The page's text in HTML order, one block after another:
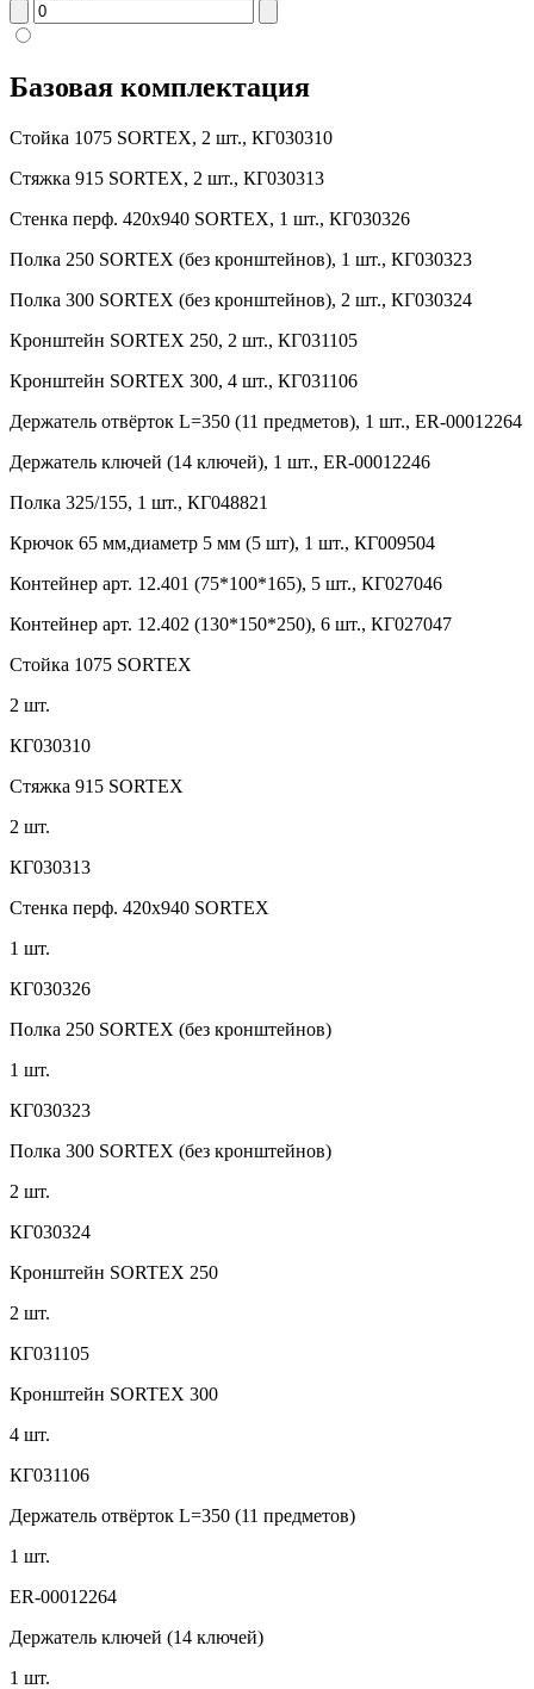
Базовая комплектация
Стойка 1075 SORTEX, 2 шт., КГ030310
Стяжка 915 SORTEX, 2 шт., КГ030313
Стенка перф. 420х940 SORTEX, 1 шт., КГ030326
Полка 250 SORTEX (без кронштейнов), 1 шт., КГ030323
Полка 300 SORTEX (без кронштейнов), 2 шт., КГ030324
Кронштейн SORTEX 250, 2 шт., КГ031105
Кронштейн SORTEX 300, 4 шт., КГ031106
Держатель отвёрток L=350 (11 предметов), 1 шт., ER-00012264
Держатель ключей (14 ключей), 1 шт., ER-00012246
Полка 325/155, 1 шт., КГ048821
Крючок 65 мм,диаметр 5 мм (5 шт), 1 шт., КГ009504
Контейнер арт. 12.401 (75*100*165), 5 шт., КГ027046
Контейнер арт. 12.402 (130*150*250), 6 шт., КГ027047
Стойка 1075 SORTEX
2 шт.
КГ030310
Стяжка 915 SORTEX
2 шт.
КГ030313
Стенка перф. 420х940 SORTEX
1 шт.
КГ030326
Полка 250 SORTEX (без кронштейнов)
1 шт.
КГ030323
Полка 300 SORTEX (без кронштейнов)
2 шт.
КГ030324
Кронштейн SORTEX 250
2 шт.
КГ031105
Кронштейн SORTEX 300
4 шт.
КГ031106
Держатель отвёрток L=350 (11 предметов)
1 шт.
ER-00012264
Держатель ключей (14 ключей)
1 шт.